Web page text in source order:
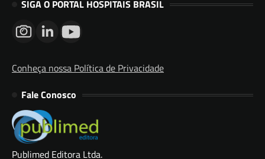
SIGA O PORTAL HOSPITAIS BRASIL
Conheça nossa Política de Privacidade
Fale Conosco
Publimed Editora Ltda.